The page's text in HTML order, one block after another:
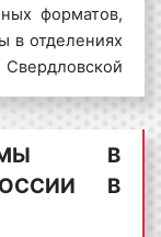
форматов,
в отделениях
получения
России в
на
Почты
В
В